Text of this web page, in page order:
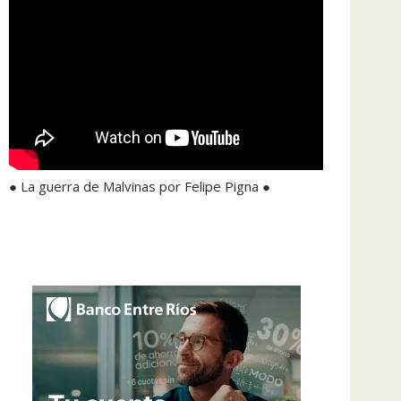
● La guerra de Malvinas por Felipe Pigna ●